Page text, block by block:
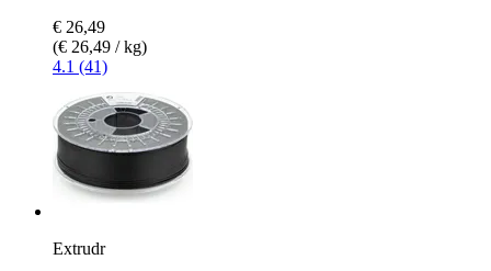
€ 26,49
(€ 26,49 / kg)
4.1 (41)
Extrudr